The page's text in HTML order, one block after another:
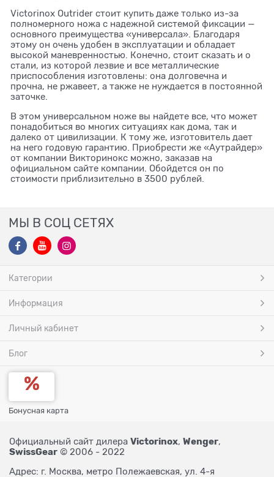
Victorinox Оutrider стоит купить даже только из-за
полномерного ножа с надежной системой фиксации —
основного преимущества «универсала». Благодаря
этому он очень удобен в эксплуатации и обладает
высокой маневренностью. Конечно, стоит сказать и о
стали, из которой лезвие и все металлические
приспособления изготовлены: она долговечна и
прочна, не ржавеет, а также не нуждается в постоянной
заточке.
В этом универсальном ноже вы найдете все, что может
понадобиться во многих ситуациях как дома, так и
далеко от цивилизации. К тому же, изготовитель дает
на него годовую гарантию. Приобрести же «Аутрайдер»
от компании Викторинокс можно, заказав на
официальном сайте компании. Обойдется он по
стоимости приблизительно в 3500 рублей.
МЫ В СОЦ СЕТЯХ
Категории
Информация
Личный кабинет
Блог
Бонусная карта
Официальный сайт дилера Victorinox, Wenger,
SwissGear © 2006 - 2022
Адрес: г. Москва, метро Полежаевская, ул. 4-я